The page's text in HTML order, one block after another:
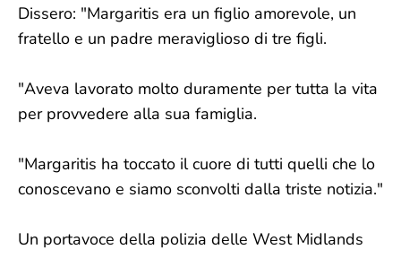
Dissero: "Margaritis era un figlio amorevole, un
fratello e un padre meraviglioso di tre figli.
"Aveva lavorato molto duramente per tutta la vita
per provvedere alla sua famiglia.
"Margaritis ha toccato il cuore di tutti quelli che lo
conoscevano e siamo sconvolti dalla triste notizia."
Un portavoce della polizia delle West Midlands